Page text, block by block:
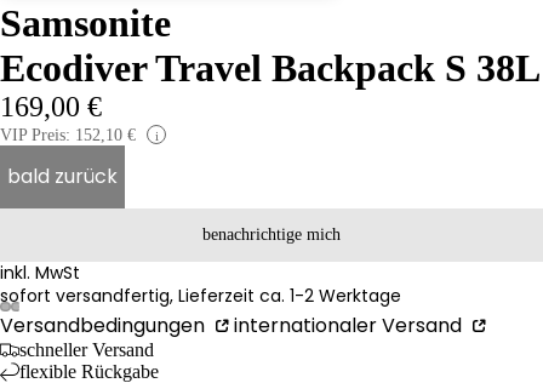
Samsonite
Ecodiver Travel Backpack S 38L
169,00 €
VIP Preis: 152,10 € i
bald zurück
benachrichtige mich
inkl. MwSt
sofort versandfertig, Lieferzeit ca. 1-2 Werktage
Versandbedingungen internationaler Versand
schneller Versand
flexible Rückgabe